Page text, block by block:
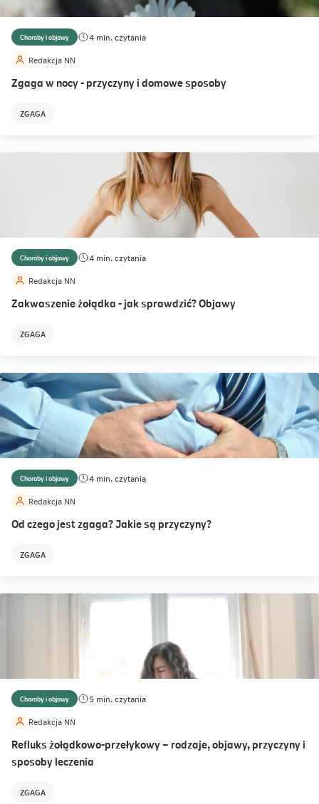
Choroby i objawy
4 min. czytania
Redakcja NN
Zgaga w nocy - przyczyny i domowe sposoby
ZGAGA
Choroby i objawy
4 min. czytania
Redakcja NN
Zakwaszenie żołądka - jak sprawdzić? Objawy
ZGAGA
Choroby i objawy
4 min. czytania
Redakcja NN
Od czego jest zgaga? Jakie są przyczyny?
ZGAGA
Choroby i objawy
5 min. czytania
Redakcja NN
Refluks żołądkowo-przełykowy – rodzaje, objawy, przyczyny i
sposoby leczenia
ZGAGA